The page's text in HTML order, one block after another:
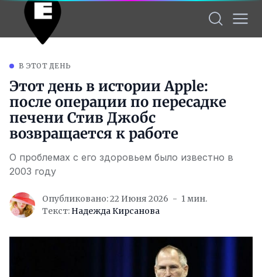
В ЭТОТ ДЕНЬ
Этот день в истории Apple:
после операции по пересадке
печени Стив Джобс
возвращается к работе
О проблемах с его здоровьем было известно в
2003 году
Опубликовано: 22 Июня 2026
1 мин.
Текст: Надежда Кирсанова